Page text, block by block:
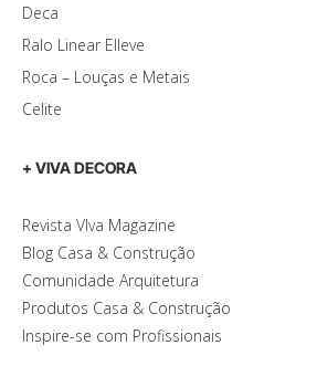
Deca
Ralo Linear Elleve
Roca – Louças e Metais
Celite
+ VIVA DECORA
Revista VIva Magazine
Blog Casa & Construção
Comunidade Arquitetura
Produtos Casa & Construção
Inspire-se com Profissionais